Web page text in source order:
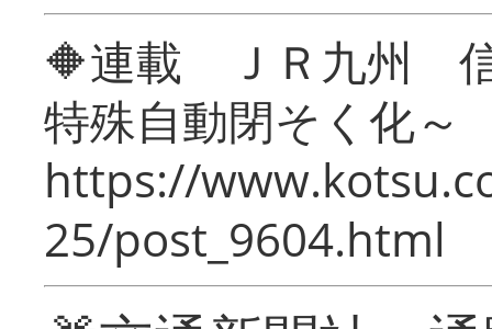
🔶連載 ＪＲ九州 信
特殊自動閉そく化～
https://
25/post_9604.html